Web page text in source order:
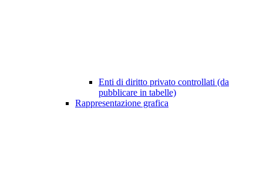
Enti di diritto privato controllati (da
pubblicare in tabelle)
Rappresentazione grafica